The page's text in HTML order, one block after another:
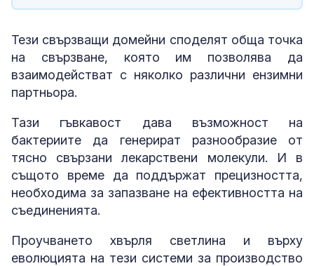
Тези свързващи домейни споделят обща точка
на свързване, която им позволява да
взаимодействат с няколко различни ензимни
партньора.
Тази гъвкавост дава възможност на
бактериите да генерират разнообразие от
тясно свързани лекарствени молекули. И в
същото време да поддържат прецизността,
необходима за запазване на ефективността на
съединенията.
Проучването хвърля светлина и върху
еволюцията на тези системи за производство